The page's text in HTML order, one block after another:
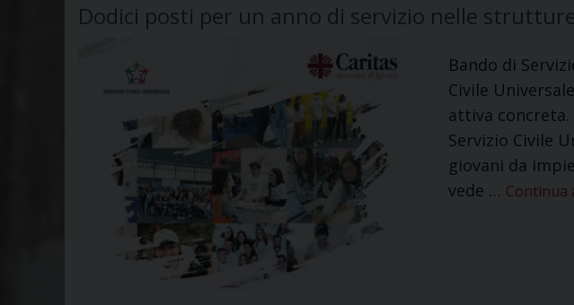
Dodici posti per un anno di servizio nelle
Bando di
Civile
attiva
Servizio Civile
giovani da
vede … Continua